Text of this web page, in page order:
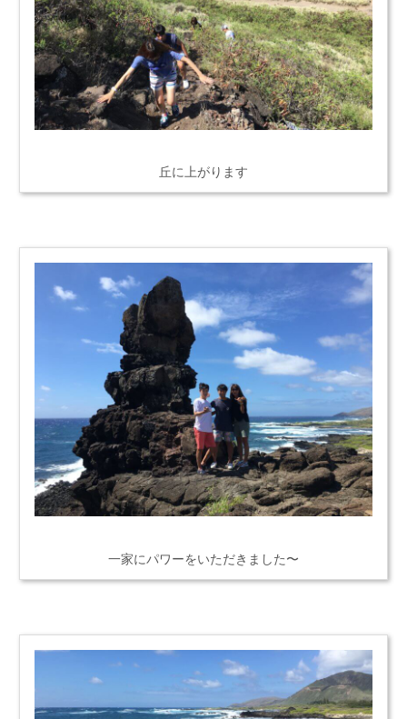
丘に上がります
一家にパワーをいただきました〜